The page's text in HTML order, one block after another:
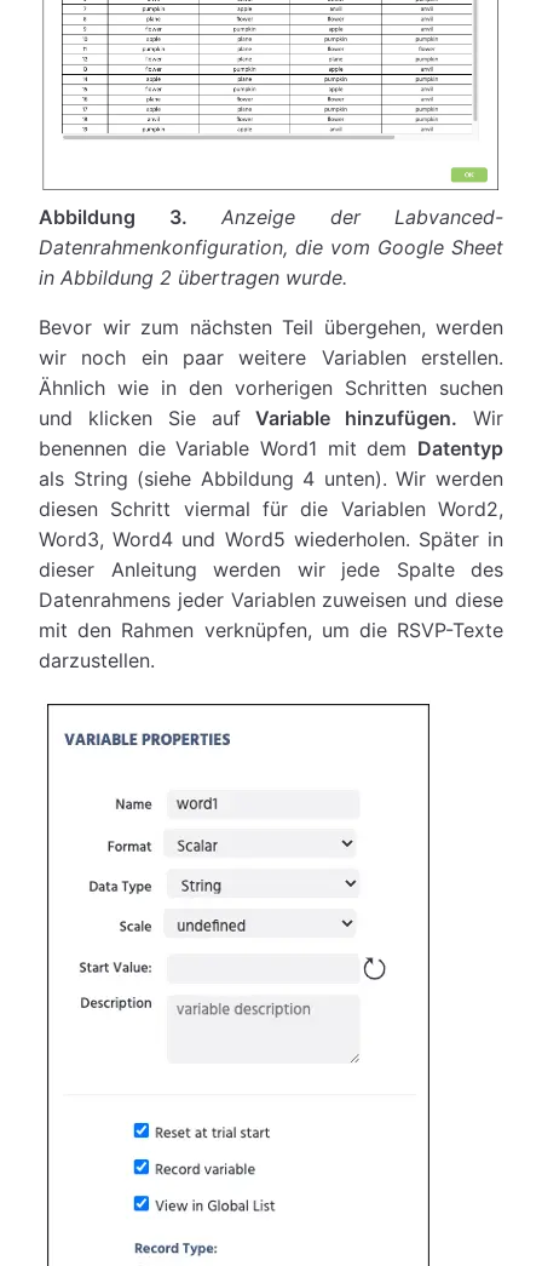
Abbildung 3.
Anzeige der Labvanced-
Datenrahmenkonfiguration, die vom Google Sheet
in Abbildung 2 übertragen wurde.
Bevor wir zum nächsten Teil übergehen, werden
wir noch ein paar weitere Variablen erstellen.
Ähnlich wie in den vorherigen Schritten suchen
und klicken Sie aufVariable hinzufügen. Wir
benennen die Variable Word1 mit dem Datentyp
als String (siehe Abbildung 4 unten). Wir werden
diesen Schritt viermal für die Variablen Word2,
Word3, Word4 und Word5 wiederholen. Später in
dieser Anleitung werden wir jede Spalte des
Datenrahmens jeder Variablen zuweisen und diese
mit den Rahmen verknüpfen, um die RSVP-Texte
darzustellen.